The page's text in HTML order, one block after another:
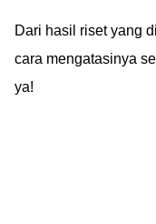
Dari hasil riset yang
cara mengatasinya
ya!